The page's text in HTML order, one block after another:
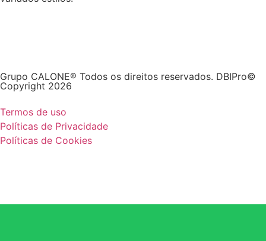
Grupo CALONE® Todos os direitos reservados. DBIPro©
Copyright 2026
Termos de uso
Políticas de Privacidade
Políticas de Cookies